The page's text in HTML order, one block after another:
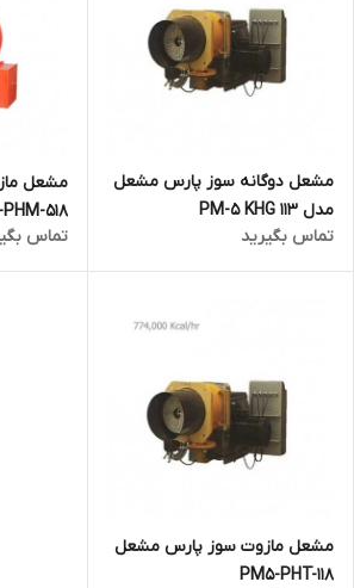
مشعل دوگانه سوز پارس مشعل
مدل 113 PM-5 KHG
تماس بگیرید
مشعل
518
تماس
مشعل مازوت سوز پارس مشعل
PM5-PHT-118